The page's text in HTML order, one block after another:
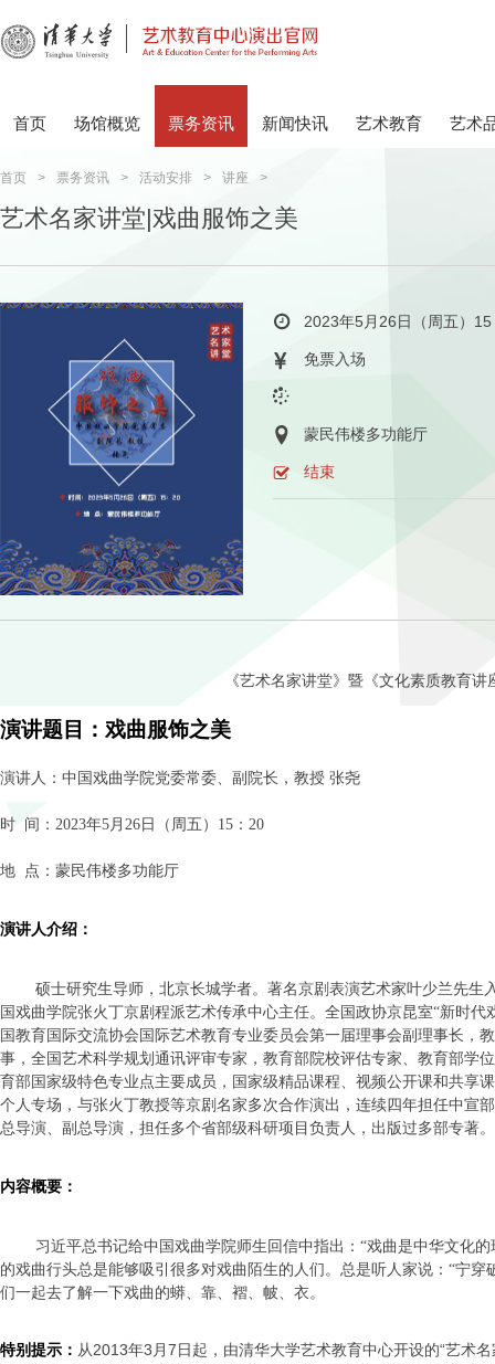
首页 场馆概览 票务资讯 新闻快讯 艺术教育 艺术
首页 > 票务资讯 > 活动安排 > 讲座 >
艺术名家讲堂|戏曲服饰之美
2023年5月26日（周五）
免票入场
蒙民伟楼多功能厅
结束
《艺术名家讲堂》暨《文化素质教育讲
演讲题目：戏曲服饰之美
演讲人：中国戏曲学院党委常委、副院长，教授 张尧
时 间： 2023年5月 26 日（周五） 15 ： 20
地 点：蒙民伟楼多功能厅
演讲人介绍：
硕士研究生导师，北京长城学者。著名京剧表演艺术家叶少兰先生
国戏曲学院张火丁京剧程派艺术传承中心主任。全国政协京昆室“新时
国教育国际交流协会国际艺术教育专业委员会第一届理事会副理事长，
事，全国艺术科学规划通讯评审专家，教育部院校评估专家、教育部学
育部国家级特色专业点主要成员，国家级精品课程、视频公开课和共享
个人专场，与张火丁教授等京剧名家多次合作演出，连续四年担任中宣
总导演、副总导演，担任多个省部级科研项目负责人，出版过多部专著。
内容概要：
习近平总书记给中国戏曲学院师生回信中指出：“戏曲是中华文化
的戏曲行头总是能够吸引很多对戏曲陌生的人们。总是听人家说：“宁穿
们一起去了解一下戏曲的蟒、靠、褶、帔、衣。
特别提示： 从2013年3 月 7 日起，由清华大学艺术教育中心开设的“艺术